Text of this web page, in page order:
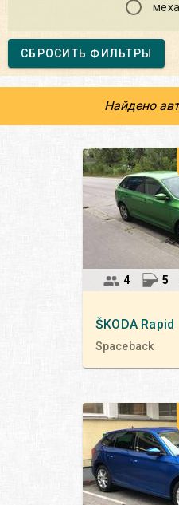
СБРОСИТЬ ФИЛЬТРЫ
Найдено
ŠKODA Rapid
Spaceback
4 5